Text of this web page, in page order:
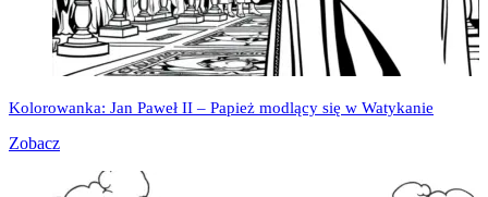
Kolorowanka: Jan Paweł II – Papież modlący się w Watykanie
Zobacz